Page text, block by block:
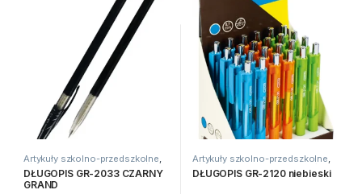
Artykuły szkolno-przedszkolne,
Długopisy,Do pisania ,Zwykłe
DŁUGOPIS GR-2033 CZARNY
GRAND
Artykuły szkolno-przedszkolne,
Długopisy,Do pisania Zwykłe
DŁUGOPIS GR-2120 niebieski